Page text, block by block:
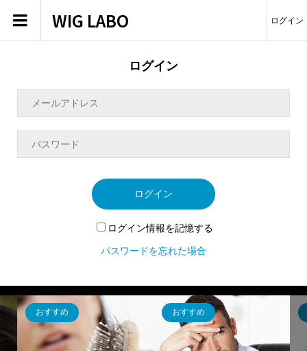
WIG LABO ログイン
ログイン
ログイン
ログイン情報を記憶する
パスワードを忘れた場合
おすすめ おすすめ